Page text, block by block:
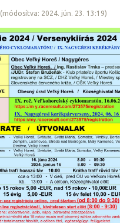
(mó­do­sít­va: 2024. jún. 23. 13:19)